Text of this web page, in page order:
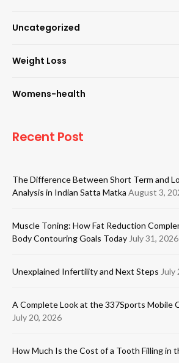
Uncategorized
Weight Loss
Womens-health
Recent Post
The Difference Between Short Term and
Analysis in Indian Satta Matka August 3,
Muscle Toning: How Fat Reduction
Body Contouring Goals Today July 31, 2026
Unexplained Infertility and Next Steps July
A Complete Look at the 337Sports Mobile
July 20, 2026
How Much Is the Cost of a Tooth Filling in